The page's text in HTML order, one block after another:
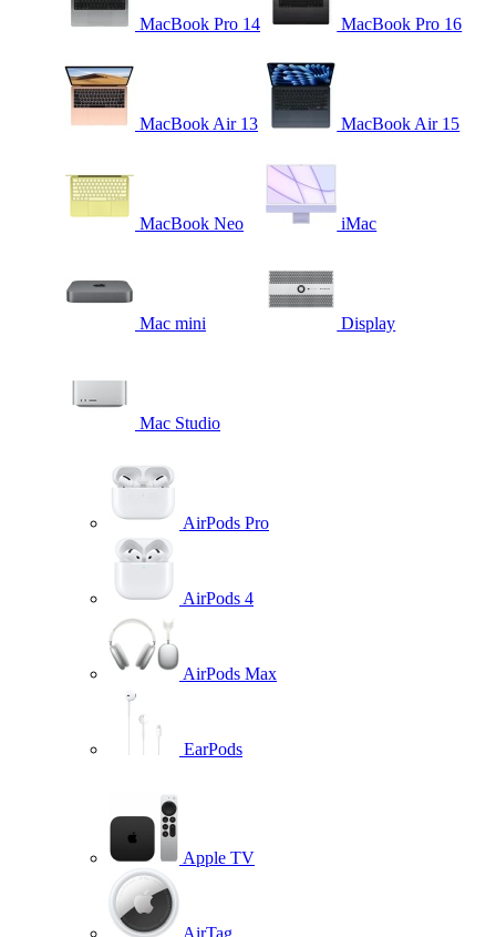
MacBook Pro 14 MacBook Pro 16
MacBook Air 13 MacBook Air 15
MacBook Neo iMac
Mac mini Display
Mac Studio
AirPods Pro
AirPods 4
AirPods Max
EarPods
Apple TV